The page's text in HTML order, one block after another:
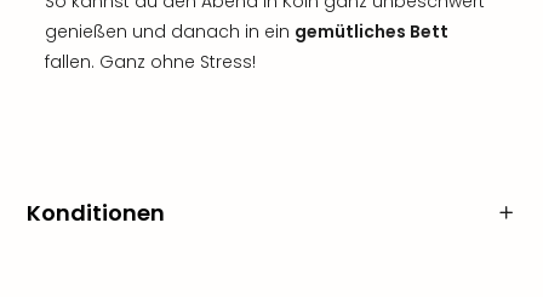
genießen und danach in ein gemütliches Bett
fallen. Ganz ohne Stress!
Konditionen